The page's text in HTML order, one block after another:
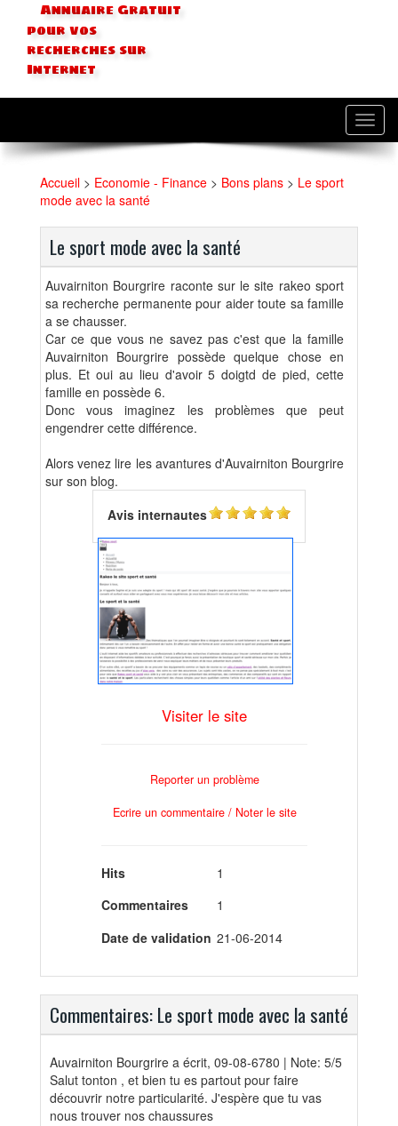
Annuaire Gratuit
pour vos
recherches sur
Internet
Accueil > Economie - Finance > Bons plans > Le sport
mode avec la santé
Le sport mode avec la santé
Auvairniton Bourgrire raconte sur le site rakeo sport
sa recherche permanente pour aider toute sa famille
a se chausser.
Car ce que vous ne savez pas c'est que la famille
Auvairniton Bourgrire possède quelque chose en
plus. Et oui au lieu d'avoir 5 doigtd de pied, cette
famille en possède 6.
Donc vous imaginez les problèmes que peut
engendrer cette différence.
Alors venez lire les avantures d'Auvairniton Bourgrire
sur son blog.
Avis internautes
Visiter le site
Reporter un problème
Ecrire un commentaire / Noter le site
Hits
1
Commentaires
1
Date de validation 21-06-2014
Commentaires: Le sport mode avec la santé
Auvairniton Bourgrire a écrit, 09-08-6780 | Note: 5/5
Salut tonton , et bien tu es partout pour faire
découvrir notre particularité. J'espère que tu vas
nous trouver nos chaussures